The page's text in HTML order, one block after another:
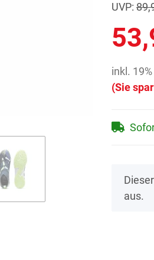
UVP:
inkl.
(Sie
x
aus.